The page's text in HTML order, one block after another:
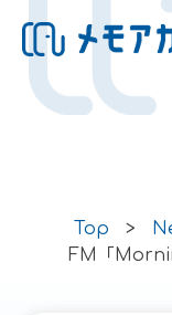
Skip to content
Top >
FM「